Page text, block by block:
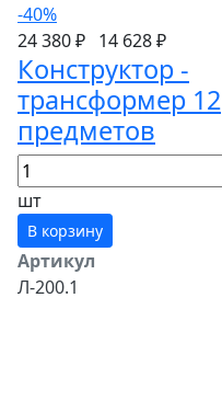
-40%
24 380 ₽ 14 628 ₽
Конструктор -
трансформер 12
предметов
шт
В корзину
Артикул
Л-200.1